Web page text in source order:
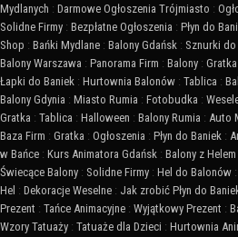
Mydlanych : Darmowe Ogłoszenia Trójmiasto :
Solidne Firmy : Bezpłatne Ogłoszenia : Płyn do
Shop : Bańki Mydlane : Balony Gdańsk : Sznurki do
Balony Warszawa : Panorama Firm : Balony : Gratka
Łapki do Baniek : Hurtownia Balonów : Tablica :
Balony Gdynia : Miasto Rumia : Fotobudka :
Gratka : Tablica : Halloween : Balony Rumia : Auto
Baza Firm : Gratka : Ogłoszenia : Płyn do Baniek :
w Bańce : Kurs Animatora Gdańsk : Balony z Helem
Świecące Balony : Solidne Firmy : Hel do Balonów :
Hel : Dekoracje Weselne : Jak zrobić Płyn do
Prezent : Tańce Animacyjne : Wyjątkowy Prezent :
Wzory Tatuaży : Tatuaże dla Dzieci : Hurtownia